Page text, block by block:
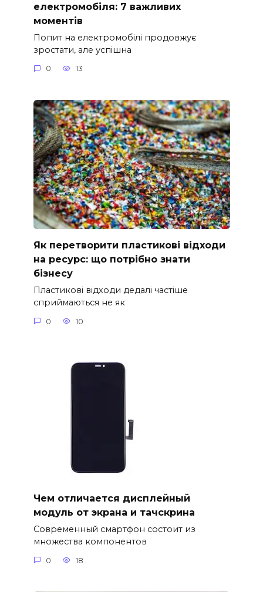
електромобіля: 7 важливих
моментів
Попит на електромобілі продовжує
зростати, але успішна
0 13
Як перетворити пластикові відходи
на ресурс: що потрібно знати
бізнесу
Пластикові відходи дедалі частіше
сприймаються не як
0 10
Чем отличается дисплейный
модуль от экрана и тачскрина
Современный смартфон состоит из
множества компонентов
0 18